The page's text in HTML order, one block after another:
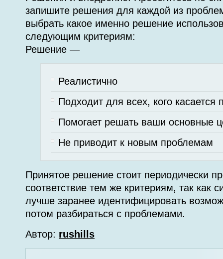
запишите решения для каждой из
выбрать какое именно решение
следующим критериям:
Решение —
Реалистично
Подходит для всех, кого касается
Помогает решать ваши основные
Не приводит к новым проблемам
Принятое решение стоит периодически
соответствие тем же критериям, так как
лучше заранее идентифицировать
потом разбираться с проблемами.
Автор: rushills